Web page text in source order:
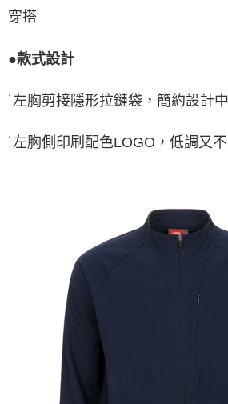
穿搭
●款式設計
˙左胸剪接隱形拉鏈袋，簡約設計
˙左胸側印刷配色LOGO，低調又